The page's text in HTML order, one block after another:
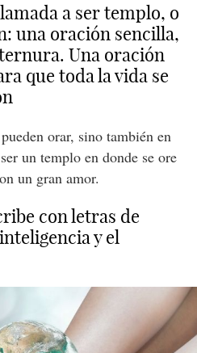
a ser templo, o
una oración sencilla,
Una oración
que toda la vida se
orar, sino también en
un templo en donde se ore
un gran amor.
con letras de
y el